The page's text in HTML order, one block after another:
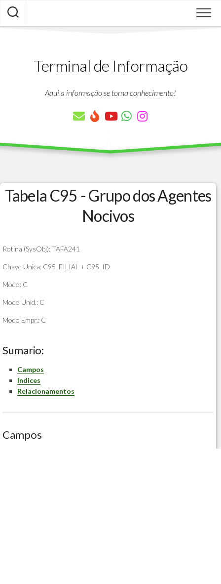
Skip
content
Terminal de Informação
Aqui a informação se torna conhecimento!
Tabela C95 - Grupo dos Agentes
Nocivos
Rotina (SysObj): TAFA241
Chave Unica: C95_FILIAL + C95_ID
Modo: C
Modo Unid.: C
Modo Empr.: C
Sumario:
Campos
Indices
Relacionamentos
Campos